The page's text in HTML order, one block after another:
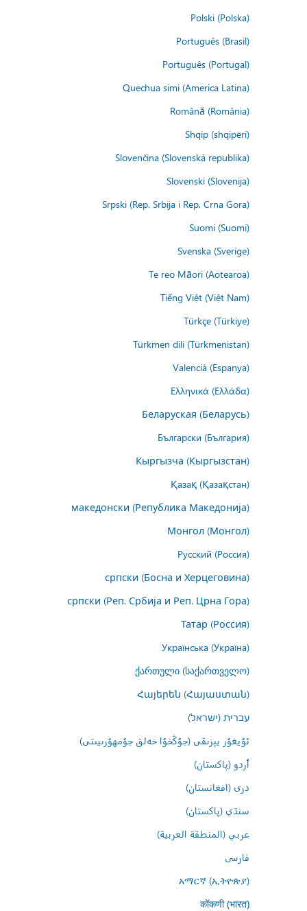
Polski (Polska)
Português (Brasil)
Português (Portugal)
Quechua simi (America Latina)
Română (România)
Shqip (shqipëri)
Slovenčina (Slovenská republika)
Slovenski (Slovenija)
Srpski (Rep. Srbija i Rep. Crna Gora)
Suomi (Suomi)
Svenska (Sverige)
Te reo Māori (Aotearoa)
Tiếng Việt (Việt Nam)
Türkçe (Türkiye)
Türkmen dili (Türkmenistan)
Valencià (Espanya)
Ελληνικά (Ελλάδα)
Беларуская (Беларусь)
Български (България)
Кыргызча (Кыргызстан)
Қазақ (Қазақстан)
македонски (Република Македонија)
Монгол (Монгол)
Русский (Россия)
српски (Босна и Херцеговина)
српски (Реп. Србија и Реп. Црна Гора)
Татар (Россия)
Українська (Україна)
ქართული (საქართველო)
Հայերեն (Հայաստան)
עברית (ישראל)
ئۇيغۇر يېزىقى (جۇڭخۇا خەلق جۇمھۇرىيىتى)
اُردو (پاکستان)
درى (افغانستان)
سنڌي (پاکستان)
عربي (المنطقة العربية)
فارسى
አማርኛ (ኢትዮጵያ)
कोंकणी (भारत)